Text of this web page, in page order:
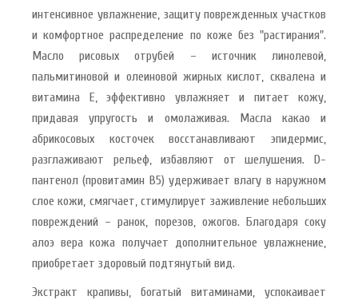
интенсивное увлажнение, защиту поврежденных участков
и комфортное распределение по коже без "растирания".
Масло рисовых отрубей – источник линолевой,
пальмитиновой и олеиновой жирных кислот, сквалена и
витамина Е, эффективно увлажняет и питает кожу,
придавая упругость и омолаживая. Масла какао и
абрикосовых косточек восстанавливают эпидермис,
разглаживают рельеф, избавляют от шелушения. D-
пантенол (провитамин B5) удерживает влагу в наружном
слое кожи, смягчает, стимулирует заживление небольших
повреждений – ранок, порезов, ожогов. Благодаря соку
алоэ вера кожа получает дополнительное увлажнение,
приобретает здоровый подтянутый вид.
Экстракт крапивы, богатый витаминами, успокаивает